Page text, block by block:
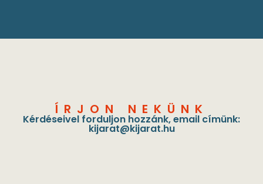
ÍRJON NEKÜNK
Kérdéseivel forduljon hozzánk, email címünk:
kijarat@kijarat.hu